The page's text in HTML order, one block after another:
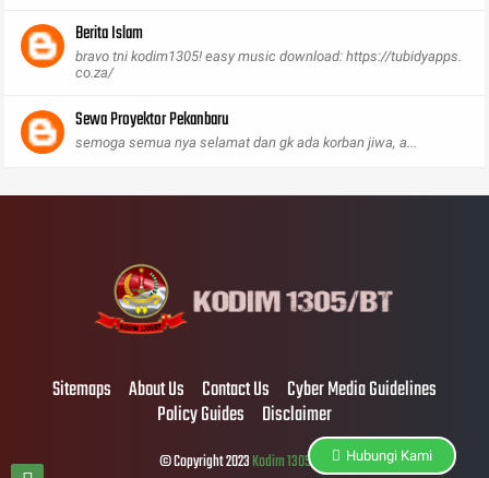
Berita Islam
bravo tni kodim1305! easy music download: https://tubidyapps.
co.za/
Sewa Proyektor Pekanbaru
semoga semua nya selamat dan gk ada korban jiwa, a...
Sitemaps About Us Contact Us Cyber Media Guidelines
Policy Guides Disclaimer
© Copyright 2023Kodim 1305/BT Hubungi Kami